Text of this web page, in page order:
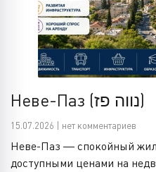
Неве-Паз (נווה פז)
15.07.2026 | нет комментариев
Неве-Паз — спокойный
доступными ценами на